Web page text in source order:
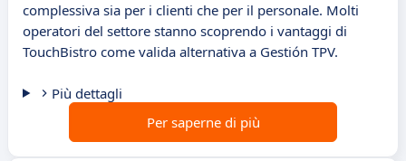
complessiva sia per i clienti che per il personale. Molti
operatori del settore stanno scoprendo i vantaggi di
TouchBistro come valida alternativa a Gestión TPV.
Più dettagli
Per saperne di più